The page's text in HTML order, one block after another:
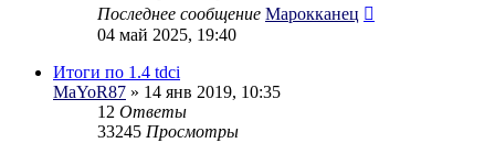
Последнее сообщение Марокканец
04 май 2025, 19:40
Итоги по 1.4 tdci
MaYoR87 » 14 янв 2019, 10:35
12 Ответы
33245 Просмотры